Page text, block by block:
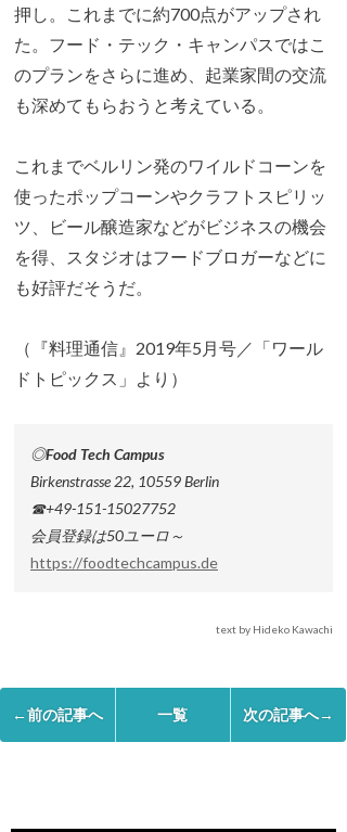
押し。これまでに約700点がアップされ
た。フード・テック・キャンパスではこ
のプランをさらに進め、起業家間の交流
も深めてもらおうと考えている。
これまでベルリン発のワイルドコーンを
使ったポップコーンやクラフトスピリッ
ツ、ビール醸造家などがビジネスの機会
を得、スタジオはフードブロガーなどに
も好評だそうだ。
（『料理通信』2019年5月号／「ワール
ドトピックス」より）
◎Food Tech Campus
Birkenstrasse 22, 10559 Berlin
☎+49-151-15027752
会員登録は50ユーロ～
https://foodtechcampus.de
text by Hideko Kawachi
←前の記事へ 一覧 次の記事へ→